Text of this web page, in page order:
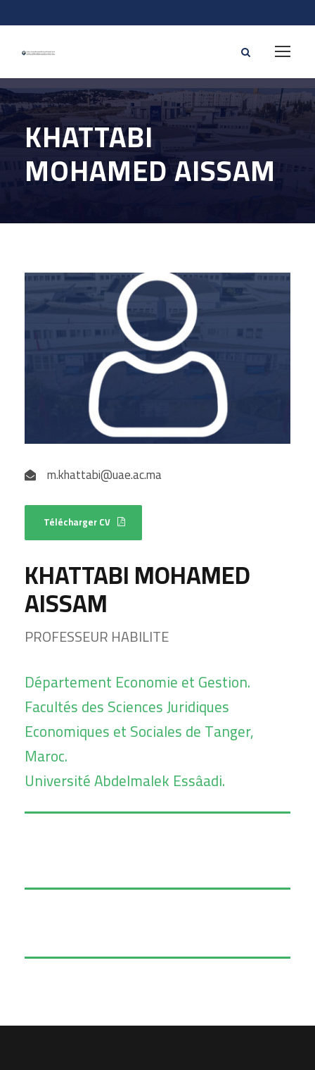
KHATTABI
MOHAMED AISSAM
m.khattabi@uae.ac.ma
Télécharger CV
KHATTABI MOHAMED
AISSAM
PROFESSEUR HABILITE
Département Economie et Gestion.
Facultés des Sciences Juridiques
Economiques et Sociales de Tanger,
Maroc.
Université Abdelmalek Essâadi.